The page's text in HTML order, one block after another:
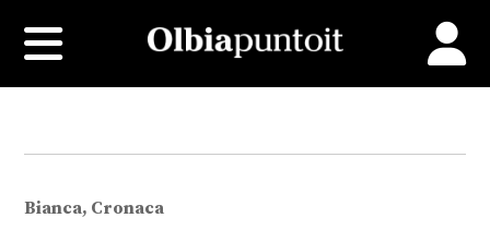
Bianca, Cronaca